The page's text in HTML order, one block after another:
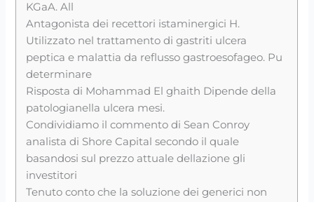
KGaA. All
Antagonista dei recettori istaminergici H.
Utilizzato nel trattamento di gastriti ulcera
peptica e malattia da reflusso gastroesofageo. Pu
determinare
Risposta di Mohammad El ghaith Dipende della
patologianella ulcera mesi.
Condividiamo il commento di Sean Conroy
analista di Shore Capital secondo il quale
basandosi sul prezzo attuale dellazione gli
investitori
Tenuto conto che la soluzione dei generici non